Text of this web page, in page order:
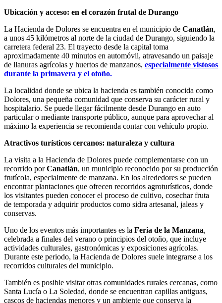
Ubicación y acceso: en el corazón frutal de Durango
La Hacienda de Dolores se encuentra en el municipio de Canatlán,
a unos 45 kilómetros al norte de la ciudad de Durango, siguiendo la
carretera federal 23. El trayecto desde la capital toma
aproximadamente 40 minutos en automóvil, atravesando un paisaje
de llanuras agrícolas y huertos de manzanos, especialmente vistosos
durante la primavera y el otoño.
La localidad donde se ubica la hacienda es también conocida como
Dolores, una pequeña comunidad que conserva su carácter rural y
hospitalario. Se puede llegar fácilmente desde Durango en auto
particular o mediante transporte público, aunque para aprovechar al
máximo la experiencia se recomienda contar con vehículo propio.
Atractivos turísticos cercanos: naturaleza y cultura
La visita a la Hacienda de Dolores puede complementarse con un
recorrido porCanatlán, un municipio reconocido por su producción
frutícola, especialmente de manzana. En los alrededores se pueden
encontrar plantaciones que ofrecen recorridos agroturísticos, donde
los visitantes pueden conocer el proceso de cultivo, cosechar fruta
de temporada y adquirir productos como sidra artesanal, jaleas y
conservas.
Uno de los eventos más importantes es la Feria de la Manzana,
celebrada a finales del verano o principios del otoño, que incluye
actividades culturales, gastronómicas y exposiciones agrícolas.
Durante este periodo, la Hacienda de Dolores suele integrarse a los
recorridos culturales del municipio.
También es posible visitar otras comunidades rurales cercanas, como
Santa Lucía o La Soledad, donde se encuentran capillas antiguas,
cascos de haciendas menores y un ambiente que conserva la